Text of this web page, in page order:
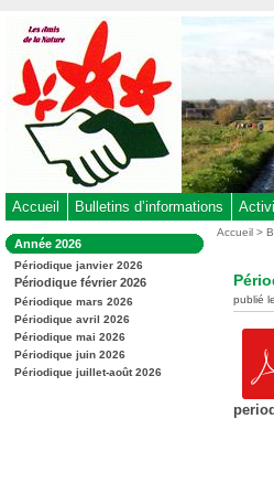
au
contenu
-
Aller
au
menu
-
à
la
recherche
Accueil Bulletins d’informations
Dans
la
rubrique
:
Année 2026
Périodique janvier 2026
Périodique février 2026
Périodique mars 2026
Périodique avril 2026
Périodique mai 2026
Périodique juin 2026
Périodique juillet-août 2026
Vous
Accueil >
publié